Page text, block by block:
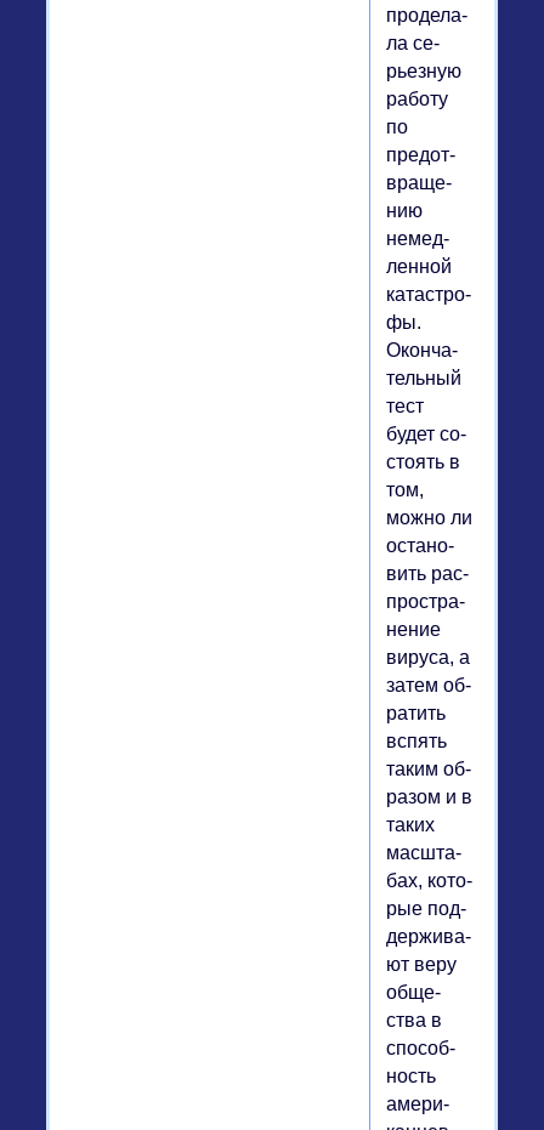
про­де­ла­
ла се­
рьез­ную
работу
по
предот­
вра­ще­
нию
немед­
лен­ной
ка­та­стро­
фы.
Окон­ча­
тель­ный
тест
будет со­
сто­ять в
том,
можно ли
оста­но­
вить рас­
про­стра­
не­ние
вируса, а
затем об­
ра­тить
вспять
таким об­
ра­зом и в
таких
мас­шта­
бах, ко­то­
рые под­
дер­жи­ва­
ют веру
об­ще­
ства в
спо­соб­
ность
аме­ри­